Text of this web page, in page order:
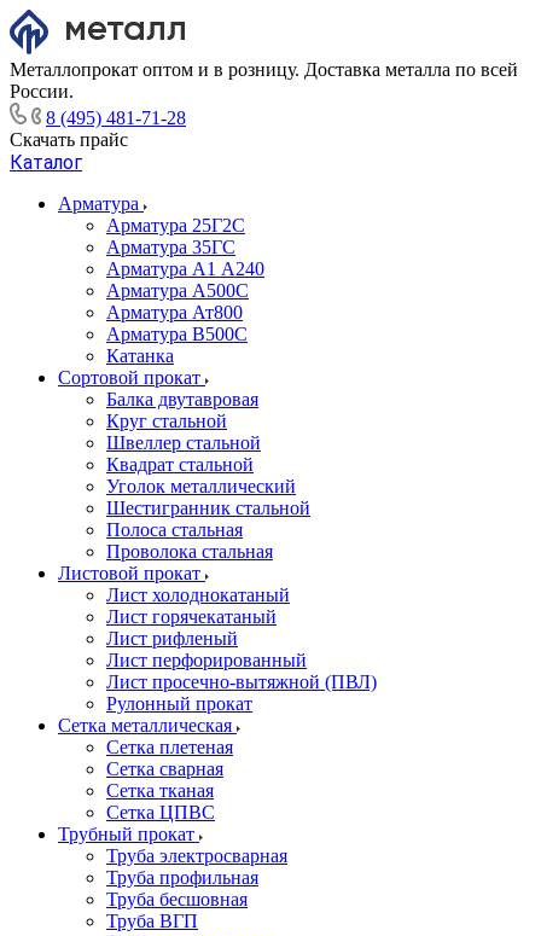
Металлопрокат оптом и в розницу. Доставка металла по всей
России.
8 (495) 481-71-28
Скачать прайс
Каталог
Арматура
Арматура 25Г2С
Арматура 35ГС
Арматура А1 А240
Арматура А500С
Арматура Ат800
Арматура В500С
Катанка
Сортовой прокат
Балка двутавровая
Круг стальной
Швеллер стальной
Квадрат стальной
Уголок металлический
Шестигранник стальной
Полоса стальная
Проволока стальная
Листовой прокат
Лист холоднокатаный
Лист горячекатаный
Лист рифленый
Лист перфорированный
Лист просечно-вытяжной (ПВЛ)
Рулонный прокат
Сетка металлическая
Сетка плетеная
Сетка сварная
Сетка тканая
Сетка ЦПВС
Трубный прокат
Труба электросварная
Труба профильная
Труба бесшовная
Труба ВГП